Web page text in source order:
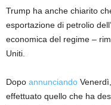
Trump ha anche chiarito
esportazione di petrolio
economica del regime –
Uniti.
Dopo annunciando
effettuato quello che ha